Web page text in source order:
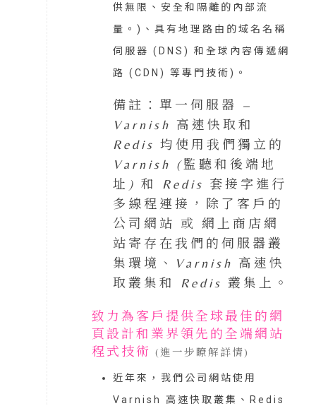
供無限、安全和隔離的內部流
量。)、具有地理路由的域名名稱
伺服器 (DNS) 和全球內容傳遞網
路 (CDN) 等專門技術)。
備註：單一伺服器 –
Varnish 高速快取和
Redis 均使用我們獨立的
Varnish (監聽和後端地
址) 和 Redis 套接字進行
多線程連接，除了客戶的
公司網站 或 網上商店網
站寄存在我們的伺服器叢
集環境、Varnish 高速快
取叢集和 Redis 叢集上。
致力為客戶提供全球最佳的網
頁設計和業界領先的全端網站
程式技術
(進一步瞭解詳情)
近年來，我們公司網站使用
Varnish 高速快取叢集、Redis